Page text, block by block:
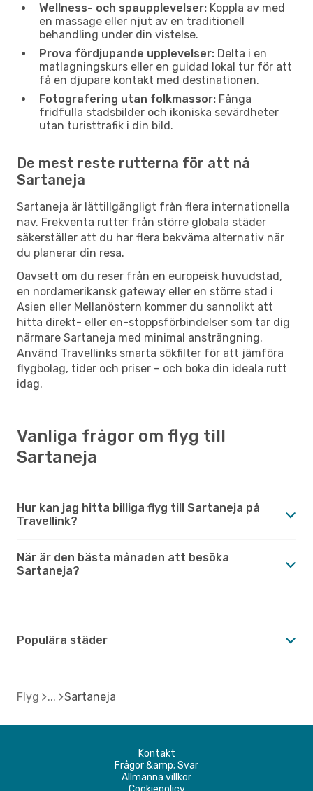
Wellness- och spaupplevelser: Koppla av med
en massage eller njut av en traditionell
behandling under din vistelse.
Prova fördjupande upplevelser: Delta i en
matlagningskurs eller en guidad lokal tur för att
få en djupare kontakt med destinationen.
Fotografering utan folkmassor: Fånga
fridfulla stadsbilder och ikoniska sevärdheter
utan turisttrafik i din bild.
De mest reste rutterna för att nå
Sartaneja
Sartaneja är lättillgängligt från flera internationella
nav. Frekventa rutter från större globala städer
säkerställer att du har flera bekväma alternativ när
du planerar din resa.
Oavsett om du reser från en europeisk huvudstad,
en nordamerikansk gateway eller en större stad i
Asien eller Mellanöstern kommer du sannolikt att
hitta direkt- eller en-stoppsförbindelser som tar dig
närmare Sartaneja med minimal ansträngning.
Använd Travellinks smarta sökfilter för att jämföra
flygbolag, tider och priser – och boka din ideala rutt
idag.
Vanliga frågor om flyg till
Sartaneja
Hur kan jag hitta billiga flyg till Sartaneja på
Travellink?
När är den bästa månaden att besöka
Sartaneja?
Populära städer
Flyg Sartaneja
Kontakt
Frågor &amp; Svar
Allmänna villkor